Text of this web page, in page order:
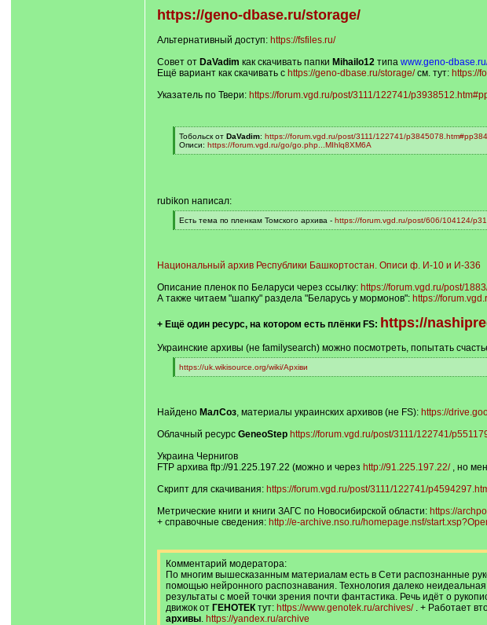
https://geno-dbase.ru/storage/
Альтернативный доступ: https://fsfiles.ru/
Совет от DaVadim как скачивать папки Mihailo12типа www.geno-
Ещё вариант как скачивать с https://geno-dbase.ru/storage/см. тут: https://
Указатель по Твери: https://forum.vgd.ru/post/3111/122741/
[
q
]
Тобольск от DaVadim: https://forum.vgd.ru/post/3111/122741/
Описи: https://forum.vgd.ru/go/go.php...MIhlq8XM6A
[
rubikon написал:
[
q
Есть тема по пленкам Томского архива - https://forum.vgd.ru/post/606/104124/
[
Национальный архив Республики Башкортостан. Описи ф. И-10 и И-336
Описание пленок по Беларуси через ссылку: https://forum.vgd.ru/post/
А также читаем "шапку" раздела "Беларусь у мормонов": https://
+ Ещё один ресурс, на котором есть плёнки FS: https://
Украинские архивы (не familysearch) можно посмотреть, попытать
[
q
https://uk.wikisource.org/wiki/Архіви
[
Найдено МалСоз, материалы украинских архивов (не FS): https://
Облачный ресурс GeneoStep https://forum.vgd.ru/post/3111/122741/
Украина Чернигов
FTP архива ftp://91.225.197.22 (можно и через http://91.225.197.22/, но
Скрипт для скачивания: https://forum.vgd.ru/post/3111/122741/
Метрические книги и книги ЗАГС по Новосибирской области: https://
+ справочные сведения: http://e-archive.nso.ru/homepage.nsf/
Комментарий модератора:
По многим вышесказанным материалам есть в Сети распознанные
помощью нейронного распознавания. Технология далеко
результаты с моей точки зрения почти фантастика. Речь идёт о
движок от ГЕНОТЕКтут: https://www.genotek.ru/archives/. + Работает
архивы. https://yandex.ru/archive